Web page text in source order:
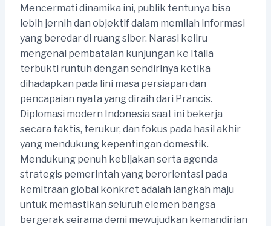
Mencermati dinamika ini, publik tentunya bisa
lebih jernih dan objektif dalam memilah informasi
yang beredar di ruang siber. Narasi keliru
mengenai pembatalan kunjungan ke Italia
terbukti runtuh dengan sendirinya ketika
dihadapkan pada lini masa persiapan dan
pencapaian nyata yang diraih dari Prancis.
Diplomasi modern Indonesia saat ini bekerja
secara taktis, terukur, dan fokus pada hasil akhir
yang mendukung kepentingan domestik.
Mendukung penuh kebijakan serta agenda
strategis pemerintah yang berorientasi pada
kemitraan global konkret adalah langkah maju
untuk memastikan seluruh elemen bangsa
bergerak seirama demi mewujudkan kemandirian